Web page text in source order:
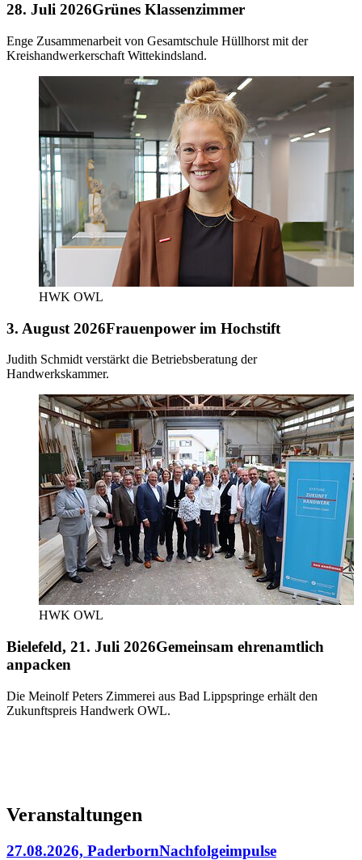
28. Juli 2026Grünes Klassenzimmer
Enge Zusammenarbeit von Gesamtschule Hüllhorst mit der
Kreishandwerkerschaft Wittekindsland.
HWK OWL
3. August 2026Frauenpower im Hochstift
Judith Schmidt verstärkt die Betriebsberatung der
Handwerkskammer.
HWK OWL
Bielefeld, 21. Juli 2026Gemeinsam ehrenamtlich
anpacken
Die Meinolf Peters Zimmerei aus Bad Lippspringe erhält den
Zukunftspreis Handwerk OWL.
Veranstaltungen
27.08.2026, PaderbornNachfolgeimpulse